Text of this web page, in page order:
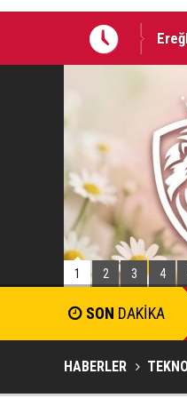
1 2 3 4
SON DAKİKA
HABERLER